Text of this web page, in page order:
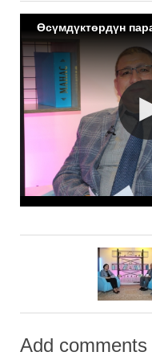
Add comments